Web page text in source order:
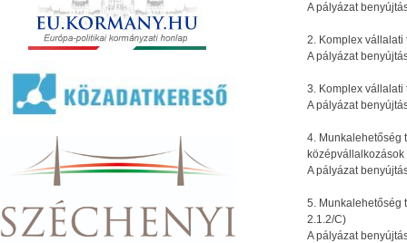
A pályázat
2. Komplex vállalati
A pályázat
3. Komplex vállalati
A pályázat
4. Munkalehetőség
A pályázat
5. Munkalehetőség
2.1.2/C)
A pályázat